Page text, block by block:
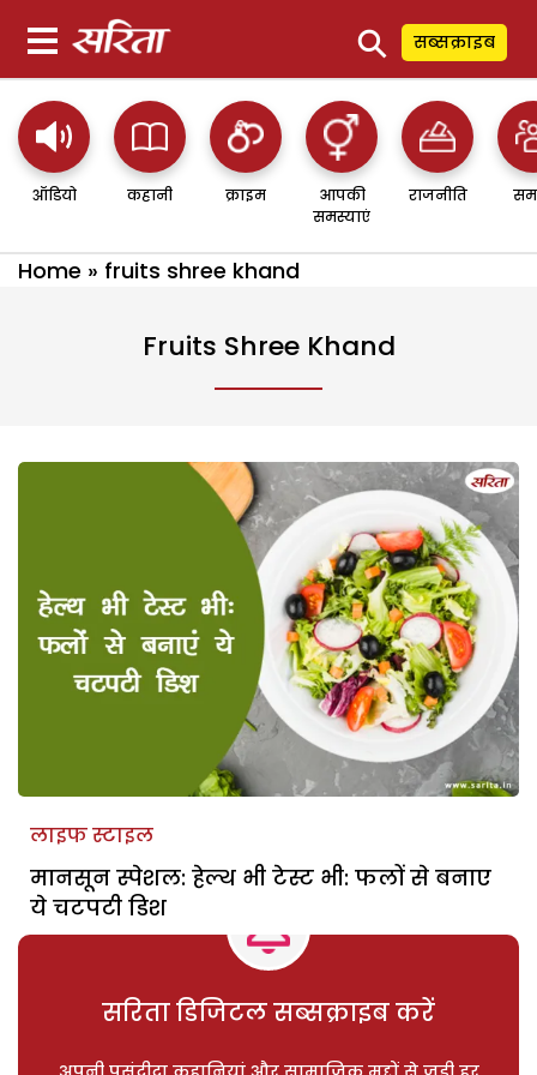
⚲ सब्सक्राइब
ऑडियो कहानी क्राइम
आपकी
समस्याएं
राजनीति
Home » fruits shree khand
Fruits Shree Khand
लाइफ स्टाइल
मानसून स्पेशल: हेल्थ भी टेस्ट भी: फलों से बनाए
ये चटपटी डिश
सरिता डिजिटल सब्सक्राइब करें